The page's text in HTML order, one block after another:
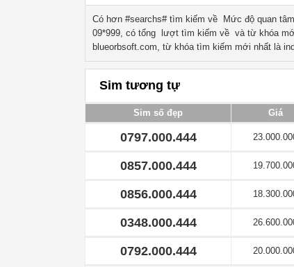
Có hơn #searchs# tìm kiếm về Mức độ quan
09*999, có tổng lượt tìm kiếm về và từ khóa
blueorbsoft.com, từ khóa tìm kiếm mới nhất là
Sim tương tự
Sim số đẹp Giá
0797.000.444
0857.000.444
0856.000.444
0348.000.444
0792.000.444